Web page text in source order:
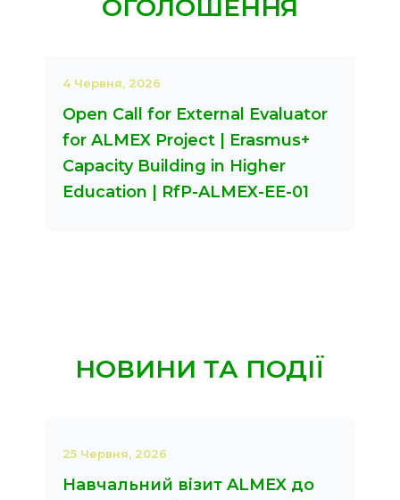
ОГОЛОШЕННЯ
4 Червня, 2026
Open Call for External Evaluator
for ALMEX Project | Erasmus+
Capacity Building in Higher
Education | RfP-ALMEX-EE-01
НОВИНИ ТА ПОДІЇ
25 Червня, 2026
Навчальний візит ALMEX до